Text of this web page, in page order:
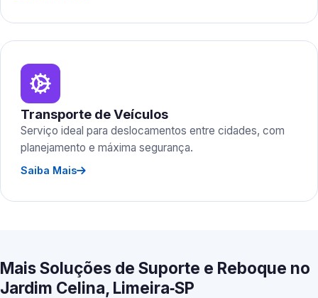
Transporte de Veículos
Serviço ideal para deslocamentos entre cidades, com
planejamento e máxima segurança.
Saiba Mais
Mais Soluções de Suporte e Reboque no
Jardim Celina, Limeira‑SP